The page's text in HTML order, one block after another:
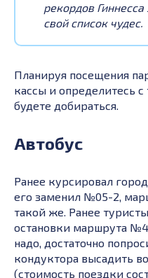
рекордов
свой список чудес.
Планируя посещения
кассы и определитесь
будете добираться.
Автобус
Ранее курсировал
его заменил №05-2,
такой же. Ранее
остановки маршрута
надо, достаточно
кондуктора высадить
(стоимость поездки